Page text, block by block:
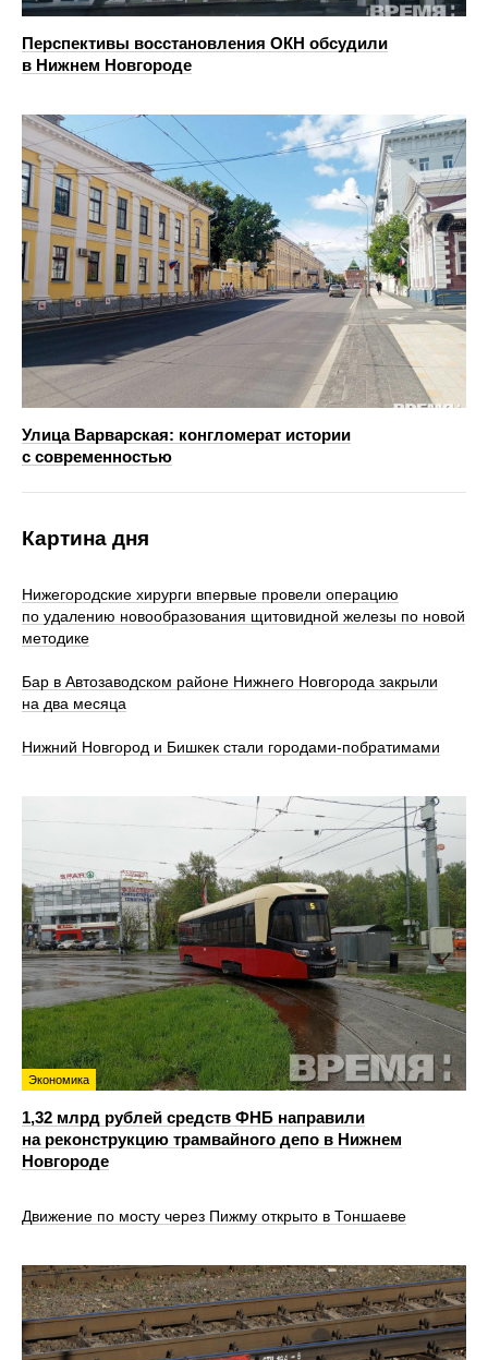
Перспективы восстановления ОКН обсудили
в Нижнем Новгороде
Улица Варварская: конгломерат истории
с современностью
Картина дня
Нижегородские хирурги впервые провели операцию
по удалению новообразования щитовидной железы по новой
методике
Бар в Автозаводском районе Нижнего Новгорода закрыли
на два месяца
Нижний Новгород и Бишкек стали городами-побратимами
Экономика
1,32 млрд рублей средств ФНБ направили
на реконструкцию трамвайного депо в Нижнем
Новгороде
Движение по мосту через Пижму открыто в Тоншаеве